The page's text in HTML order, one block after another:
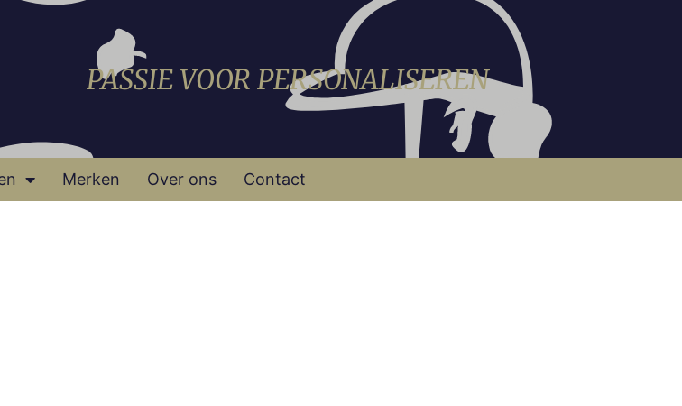
PASSIE VOOR PERSONALISEREN
Merken Over ons Contact